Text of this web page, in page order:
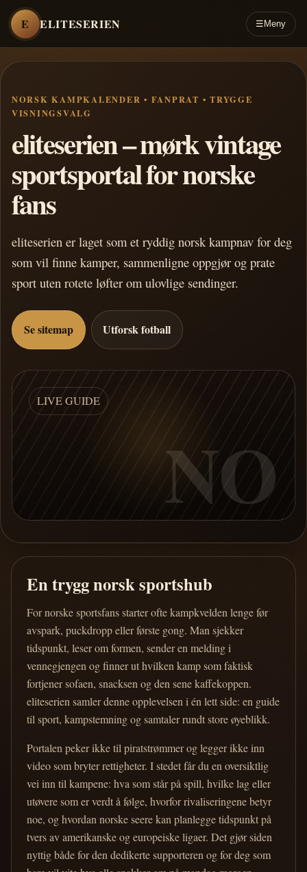
E ELITESERIEN ☰ Meny
NORSK KAMPKALENDER • FANPRAT • TRYGGE
VISNINGSVALG
eliteserien – mørk vintage
sportsportal for norske
fans
eliteserien er laget som et ryddig norsk kampnav for deg
som vil finne kamper, sammenligne oppgjør og prate
sport uten rotete løfter om ulovlige sendinger.
Se sitemap Utforsk fotball
LIVE GUIDE
NO
En trygg norsk sportshub
For norske sportsfans starter ofte kampkvelden lenge før
avspark, puckdropp eller første gong. Man sjekker
tidspunkt, leser om formen, sender en melding i
vennegjengen og finner ut hvilken kamp som faktisk
fortjener sofaen, snacksen og den sene kaffekoppen.
eliteserien samler denne opplevelsen i én lett side: en guide
til sport, kampstemning og samtaler rundt store øyeblikk.
Portalen peker ikke til piratstrømmer og legger ikke inn
video som bryter rettigheter. I stedet får du en oversiktlig
vei inn til kampene: hva som står på spill, hvilke lag eller
utøvere som er verdt å følge, hvorfor rivaliseringene betyr
noe, og hvordan norske seere kan planlegge tidspunkt på
tvers av amerikanske og europeiske ligaer. Det gjør siden
nyttig både for den dedikerte supporteren og for deg som